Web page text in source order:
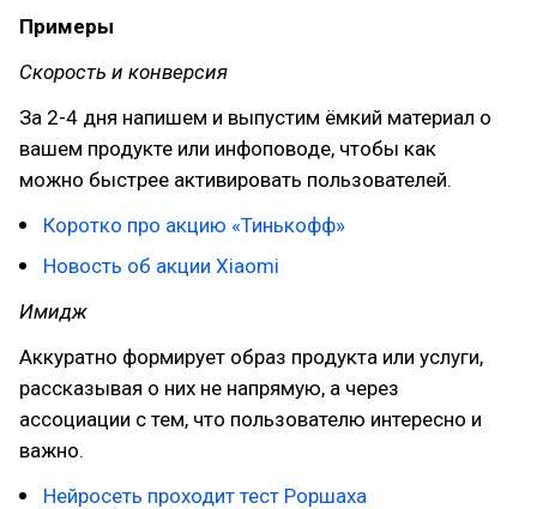
Примеры
Скорость и конверсия
За 2-4 дня напишем и выпустим ёмкий материал о
вашем продукте или инфоповоде, чтобы как
можно быстрее активировать пользователей.
Коротко про акцию «Тинькофф»
Новость об акции Xiaomi
Имидж
Аккуратно формирует образ продукта или услуги,
рассказывая о них не напрямую, а через
ассоциации с тем, что пользователю интересно и
важно.
Нейросеть проходит тест Роршаха